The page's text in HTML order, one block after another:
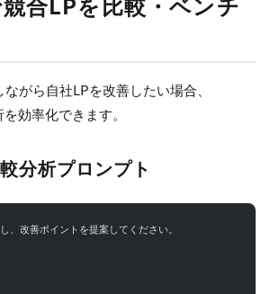
がら自社LPを改善したい場合、
効率化できます。
分析プロンプト
、改善ポイントを提案してください。